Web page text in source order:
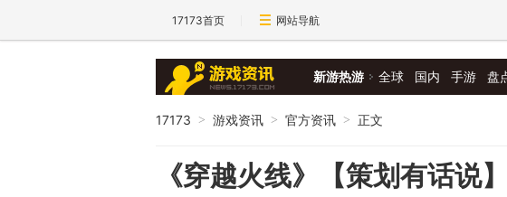
17173首页 网站导航
新游热游 全球 国内 手游 盘
17173 > 游戏资讯 > 官方资讯 > 正文
《穿越火线》【策划有话说